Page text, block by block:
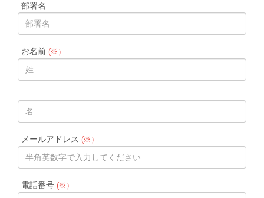
部署名
お名前(※）
メールアドレス (※）
電話番号(※）